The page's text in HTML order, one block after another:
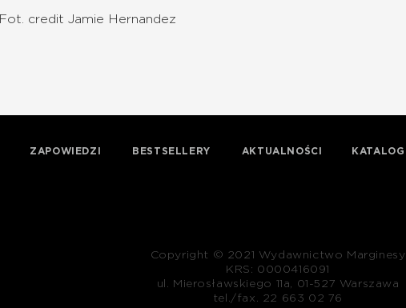
Fot. credit Jamie Hernandez
ZAPOWIEDZI BESTSELLERY AKTUALNOŚCI KATALOG
Copyright © 2021 Wydawnictwo Marginesy
KRS: 0000416091
ul. Mierosławskiego 11a, 01-527 Warszawa
tel./fax. 22 663 02 76